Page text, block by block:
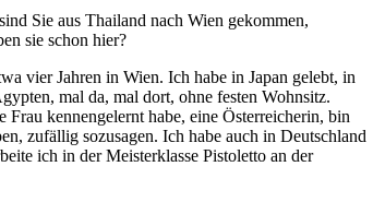
Sie aus Thailand nach Wien gekommen,
sie schon hier?
vier Jahren in Wien. Ich habe in Japan gelebt, in
mal da, mal dort, ohne festen Wohnsitz.
Frau kennengelernt habe, eine Österreicherin, bin
zufällig sozusagen. Ich habe auch in Deutschland
ich in der Meisterklasse Pistoletto an der